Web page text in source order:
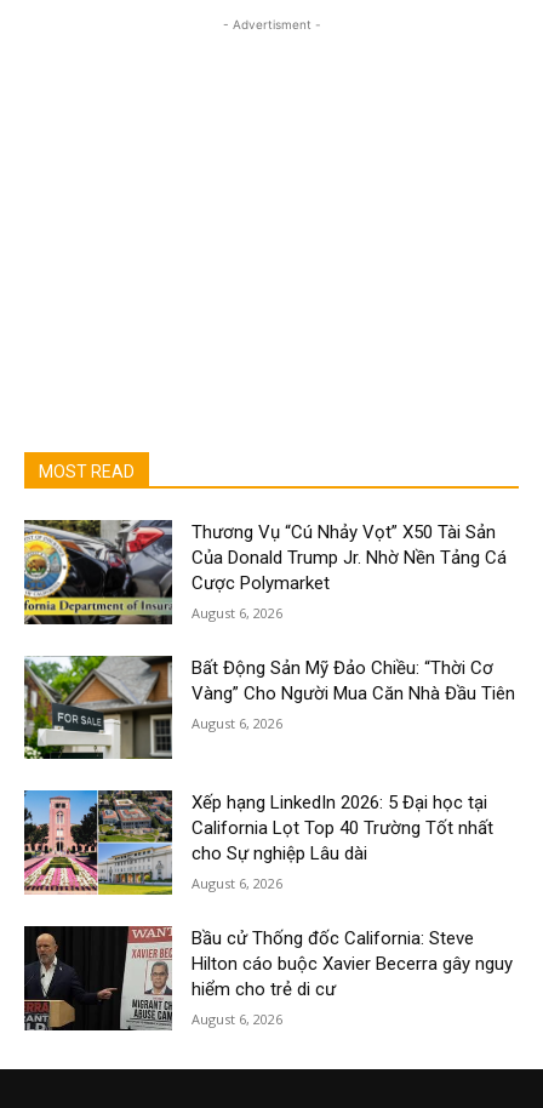
- Advertisment -
MOST READ
Thương Vụ “Cú Nhảy Vọt” X50 Tài Sản
Của Donald Trump Jr. Nhờ Nền Tảng Cá
Cược Polymarket
August 6, 2026
Bất Động Sản Mỹ Đảo Chiều: “Thời Cơ
Vàng” Cho Người Mua Căn Nhà Đầu Tiên
August 6, 2026
Xếp hạng LinkedIn 2026: 5 Đại học tại
California Lọt Top 40 Trường Tốt nhất
cho Sự nghiệp Lâu dài
August 6, 2026
Bầu cử Thống đốc California: Steve
Hilton cáo buộc Xavier Becerra gây nguy
hiểm cho trẻ di cư
August 6, 2026